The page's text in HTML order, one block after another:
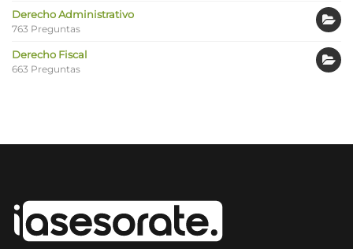
Derecho Administrativo
763 Preguntas
Derecho Fiscal
663 Preguntas